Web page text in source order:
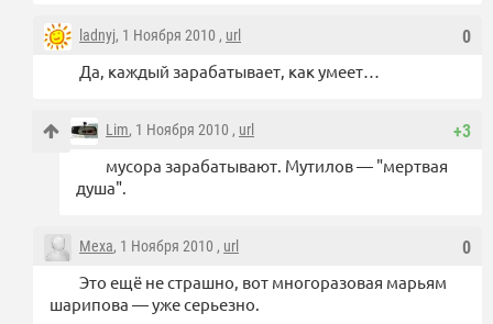
0
ladnyj, 1 Ноября 2010 , url
Да, каждый зарабатывает, как умеет…
+3
Lim, 1 Ноября 2010 , url
мусора зарабатывают. Мутилов — "мертвая
душа".
0
Mexa, 1 Ноября 2010 , url
Это ещё не страшно, вот многоразовая марьям
шарипова — уже серьезно.